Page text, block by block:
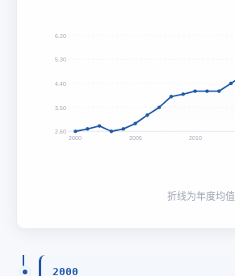
6.20
5.30
4.40
3.50
2.60
2000 2005 2010
折线为年度均值
2000